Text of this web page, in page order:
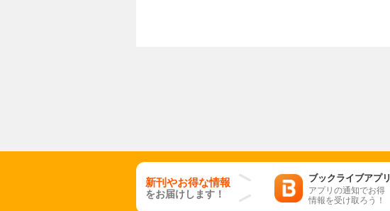
新刊やお得な情報
をお届けします！
ブックライブアプリ
アプリの通知でお得
情報を受け取ろう！